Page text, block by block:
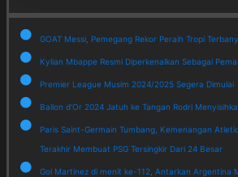
GOAT Messi, Pemegang Rekor Peraih Tropi
Kylian Mbappe Resmi Diperkenalkan Sebagai
Premier League Musim 2024/2025 Segera Dimulai
Ballon d'Or 2024 Jatuh ke Tangan Rodri
Paris Saint-Germain Tumbang, Kemenangan
Terakhir Membuat PSG Tersingkir Dari 24 Besar
Gol Martinez di menit ke-112, Antarkan Argentina